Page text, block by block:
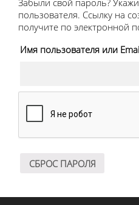
Забыли свой пароль?
пользователя. Ссылку на
получите по электронной
Имя пользователя или
СБРОС ПАРОЛЯ